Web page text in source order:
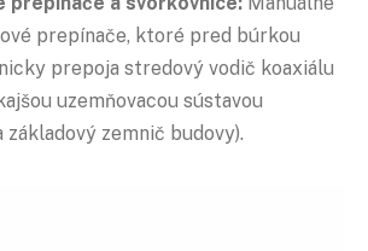
prepínače, ktoré pred búrkou
prepoja stredový vodič koaxiálu
uzemňovacou sústavou
základový zemnič budovy).